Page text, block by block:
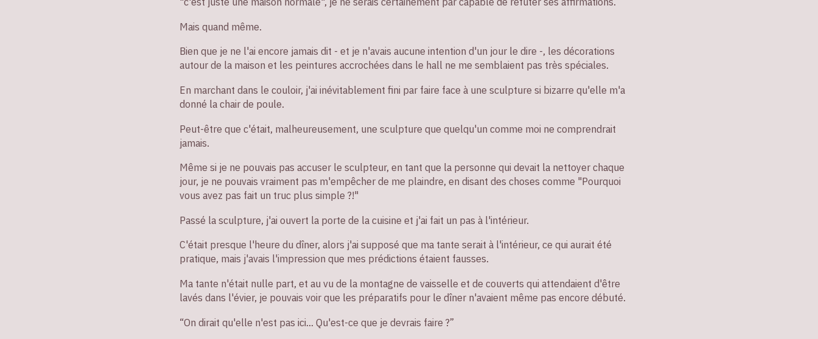
Mais quand même.
Bien que je ne l'ai encore jamais dit - et je n'avais aucune intention d'un jour le dire -, les décorations
autour de la maison et les peintures accrochées dans le hall ne me semblaient pas très spéciales.
En marchant dans le couloir, j'ai inévitablement fini par faire face à une sculpture si bizarre qu'elle m'a
donné la chair de poule.
Peut-être que c'était, malheureusement, une sculpture que quelqu'un comme moi ne comprendrait
jamais.
Même si je ne pouvais pas accuser le sculpteur, en tant que la personne qui devait la nettoyer chaque
jour, je ne pouvais vraiment pas m'empêcher de me plaindre, en disant des choses comme "Pourquoi
vous avez pas fait un truc plus simple ?!"
Passé la sculpture, j'ai ouvert la porte de la cuisine et j'ai fait un pas à l'intérieur.
C'était presque l'heure du dîner, alors j'ai supposé que ma tante serait à l'intérieur, ce qui aurait été
pratique, mais j'avais l'impression que mes prédictions étaient fausses.
Ma tante n'était nulle part, et au vu de la montagne de vaisselle et de couverts qui attendaient d'être
lavés dans l'évier, je pouvais voir que les préparatifs pour le dîner n'avaient même pas encore débuté.
“On dirait qu'elle n'est pas ici… Qu'est-ce que je devrais faire ?”